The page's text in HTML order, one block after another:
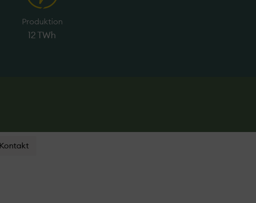
Produktion
12 TWh
Kontakt